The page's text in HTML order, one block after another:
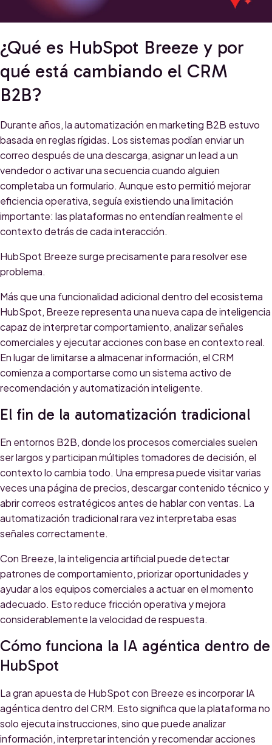
¿Qué es HubSpot Breeze y por
qué está cambiando el CRM
B2B?
Durante años, la automatización en marketing B2B estuvo
basada en reglas rígidas. Los sistemas podían enviar un
correo después de una descarga, asignar un lead a un
vendedor o activar una secuencia cuando alguien
completaba un formulario. Aunque esto permitió mejorar
eficiencia operativa, seguía existiendo una limitación
importante: las plataformas no entendían realmente el
contexto detrás de cada interacción.
HubSpot Breeze surge precisamente para resolver ese
problema.
Más que una funcionalidad adicional dentro del ecosistema
HubSpot, Breeze representa una nueva capa de inteligencia
capaz de interpretar comportamiento, analizar señales
comerciales y ejecutar acciones con base en contexto real.
En lugar de limitarse a almacenar información, el CRM
comienza a comportarse como un sistema activo de
recomendación y automatización inteligente.
El fin de la automatización tradicional
En entornos B2B, donde los procesos comerciales suelen
ser largos y participan múltiples tomadores de decisión, el
contexto lo cambia todo. Una empresa puede visitar varias
veces una página de precios, descargar contenido técnico y
abrir correos estratégicos antes de hablar con ventas. La
automatización tradicional rara vez interpretaba esas
señales correctamente.
Con Breeze, la inteligencia artificial puede detectar
patrones de comportamiento, priorizar oportunidades y
ayudar a los equipos comerciales a actuar en el momento
adecuado. Esto reduce fricción operativa y mejora
considerablemente la velocidad de respuesta.
Cómo funciona la IA agéntica dentro de
HubSpot
La gran apuesta de HubSpot con Breeze es incorporar IA
agéntica dentro del CRM. Esto significa que la plataforma no
solo ejecuta instrucciones, sino que puede analizar
información, interpretar intención y recomendar acciones